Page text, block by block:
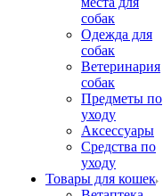
собак
Одежда для
собак
Ветеринария
собак
Предметы по
уходу
Аксессуары
Средства по
уходу
Товары для кошек